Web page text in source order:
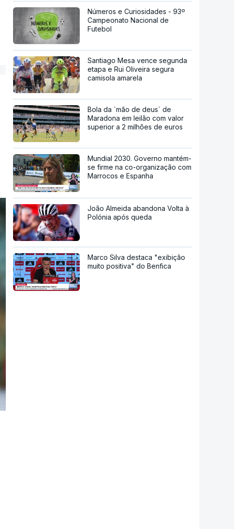
Números e Curiosidades - 93º
Campeonato Nacional de
Futebol
Santiago Mesa vence segunda
etapa e Rui Oliveira segura
camisola amarela
Bola da `mão de deus` de
Maradona em leilão com valor
superior a 2 milhões de euros
Mundial 2030. Governo mantém-
se firme na co-organização com
Marrocos e Espanha
João Almeida abandona Volta à
Polónia após queda
Marco Silva destaca "exibição
muito positiva" do Benfica